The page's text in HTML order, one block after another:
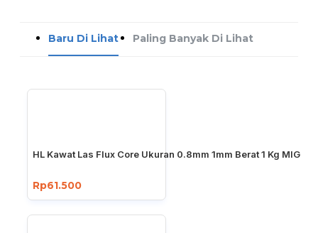
Baru Di Lihat Paling Banyak Di Lihat
HL Kawat Las Flux Core Ukuran 0.8mm 1mm Berat 1 Kg MIG
Rp61.500